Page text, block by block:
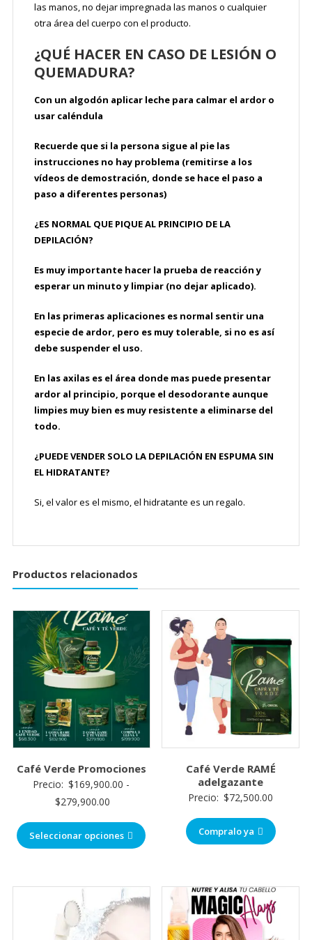
las manos, no dejar impregnada las manos o cualquier
otra área del cuerpo con el producto.
¿QUÉ HACER EN CASO DE LESIÓN O
QUEMADURA?
Con un algodón aplicar leche para calmar el ardor o
usar caléndula
Recuerde que si la persona sigue al pie las
instrucciones no hay problema (remitirse a los
vídeos de demostración, donde se hace el paso a
paso a diferentes personas)
¿ES NORMAL QUE PIQUE AL PRINCIPIO DE LA
DEPILACIÓN?
Es muy importante hacer la prueba de reacción y
esperar un minuto y limpiar (no dejar aplicado).
En las primeras aplicaciones es normal sentir una
especie de ardor, pero es muy tolerable, si no es así
debe suspender el uso.
En las axilas es el área donde mas puede presentar
ardor al principio, porque el desodorante aunque
limpies muy bien es muy resistente a eliminarse del
todo.
¿PUEDE VENDER SOLO LA DEPILACIÓN EN ESPUMA SIN
EL HIDRATANTE?
Si, el valor es el mismo, el hidratante es un regalo.
Productos relacionados
Café Verde Promociones
Precio: $169,900.00 -
$279,900.00
Seleccionar opciones
Café Verde RAMÉ
adelgazante
Precio: $72,500.00
Compralo ya